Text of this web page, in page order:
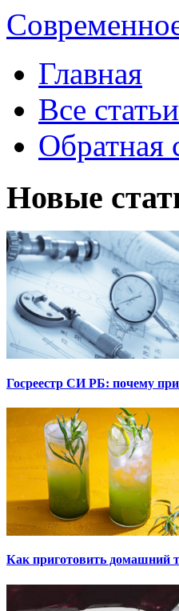
Главная
Все статьи
Обратная
Новые
Госреестр СИ РБ: почему
Как приготовить домашний